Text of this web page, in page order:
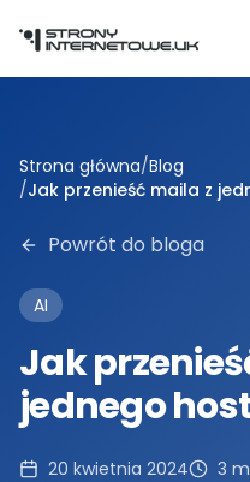
Strona główna/Blog
/Jak przenieść maila z
Powrót do bloga
AI
Jak
jednego
20 kwietnia 2024 3